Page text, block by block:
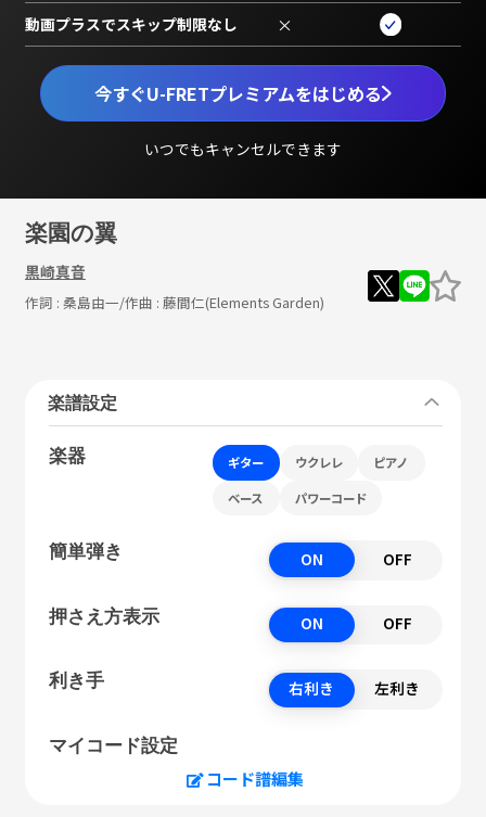
今すぐU-FRETプレミアムをはじめる
いつでもキャンセルできます
動画プラスでスキップ制限なし ×
楽園の翼
黒崎真音
作詞 : 桑島由一/作曲 : 藤間仁(Elements Garden)
楽譜設定
楽器 ギター ウクレレ ピアノ
ベース パワーコード
簡単弾き ON OFF
押さえ方表示 ON OFF
利き手 右利き 左利き
マイコード設定
コード譜編集